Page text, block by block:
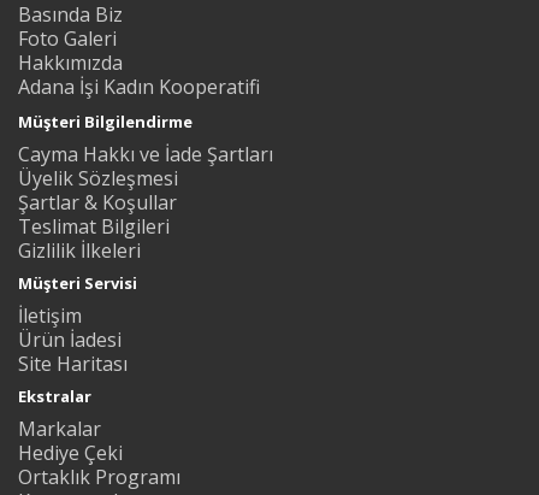
Basında Biz
Foto Galeri
Hakkımızda
Adana İşi Kadın Kooperatifi
Müşteri Bilgilendirme
Cayma Hakkı ve İade Şartları
Üyelik Sözleşmesi
Şartlar & Koşullar
Teslimat Bilgileri
Gizlilik İlkeleri
Müşteri Servisi
İletişim
Ürün İadesi
Site Haritası
Ekstralar
Markalar
Hediye Çeki
Ortaklık Programı